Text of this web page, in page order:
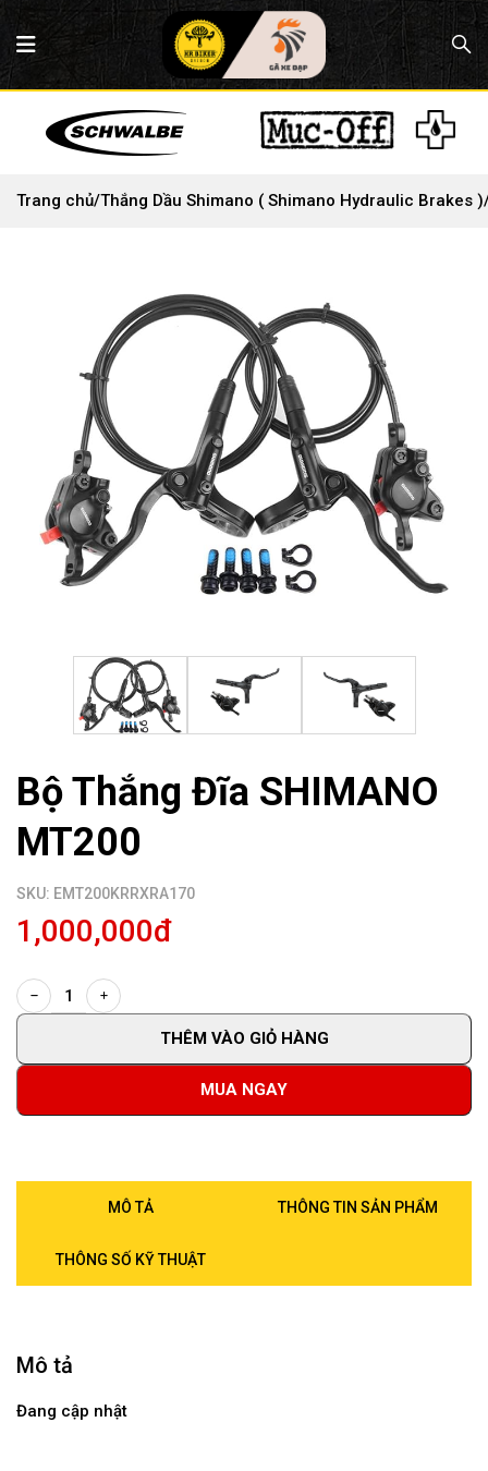
Trang chủ/Thắng Dầu Shimano ( Shimano Hydraulic Brakes )
Bộ Thắng Đĩa SHIMANO
MT200
SKU: EMT200KRRXRA170
1,000,000đ
THÊM VÀO GIỎ HÀNG
MUA NGAY
MÔ TẢ THÔNG TIN SẢN PHẨM
THÔNG SỐ KỸ THUẬT
Mô tả
Đang cập nhật